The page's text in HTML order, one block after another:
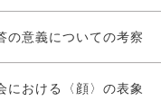
の意義についての考察
における〈顔〉の表象